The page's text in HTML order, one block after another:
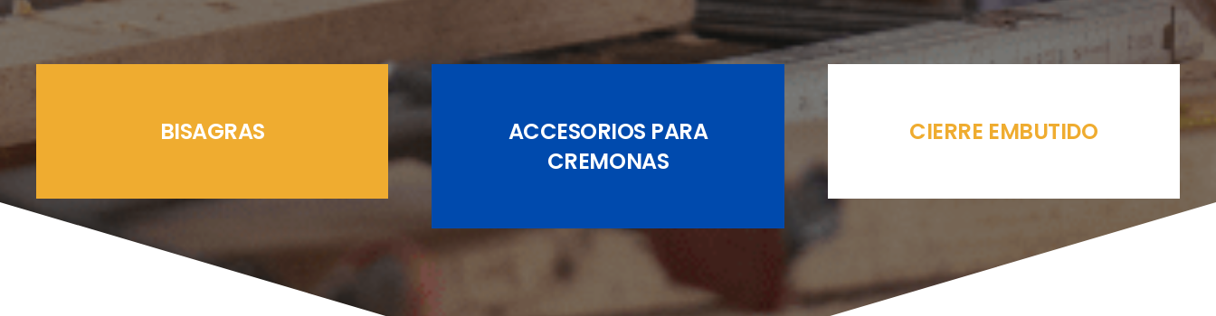
BISAGRAS
ACCESORIOS PARA
CREMONAS
JUEGOS DE PASADORES CIERRE EMBUTIDO
KIT CORREDERA